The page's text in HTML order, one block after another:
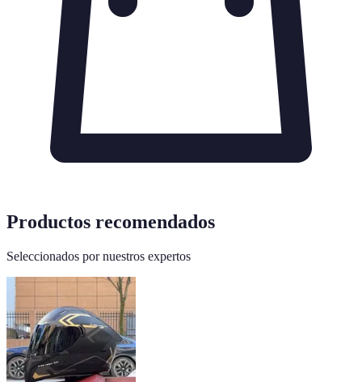
Productos recomendados
Seleccionados por nuestros expertos